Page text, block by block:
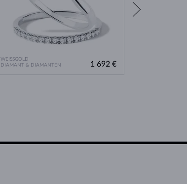
WEISSGOLD
DIAMANT & DIAMANTEN
1 692 €